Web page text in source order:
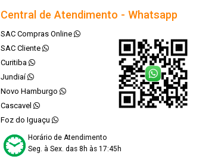
Central de Atendimento - Whatsapp
SAC Compras Online
SAC Cliente
Curitiba
Jundiaí
Novo Hamburgo
Cascavel
Foz do Iguaçu
Horário de Atendimento
Seg. à Sex. das 8h às 17:45h